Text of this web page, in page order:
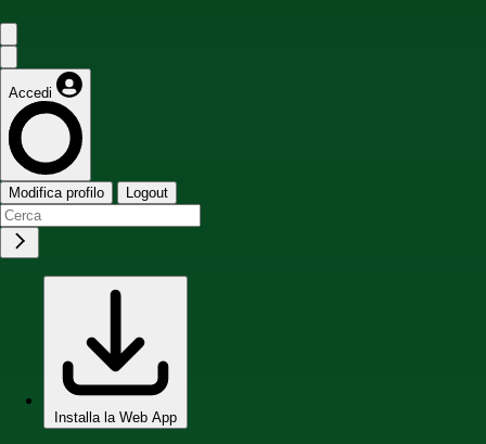
Accedi
Modifica profilo Logout
Installa la Web App